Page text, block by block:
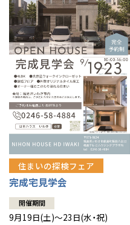
住まいの探検フェア
完成宅見学会
開催期間
9月19日(土)～23日(水・祝)